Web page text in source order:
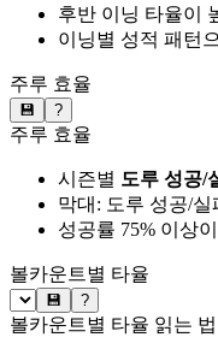
후반 이닝 타율이
이닝별 성적 패턴
주루 효율
💾 ?
주루 효율
시즌별 도루 성공/
막대: 도루 성공/
성공률 75% 이상
볼카운트별 타율
💾 ?
볼카운트별 타율 읽는 법